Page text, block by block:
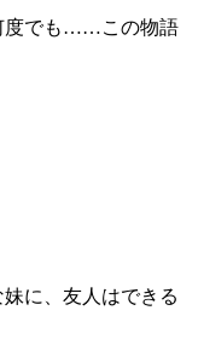
度でも……この物語
に、友人はできる